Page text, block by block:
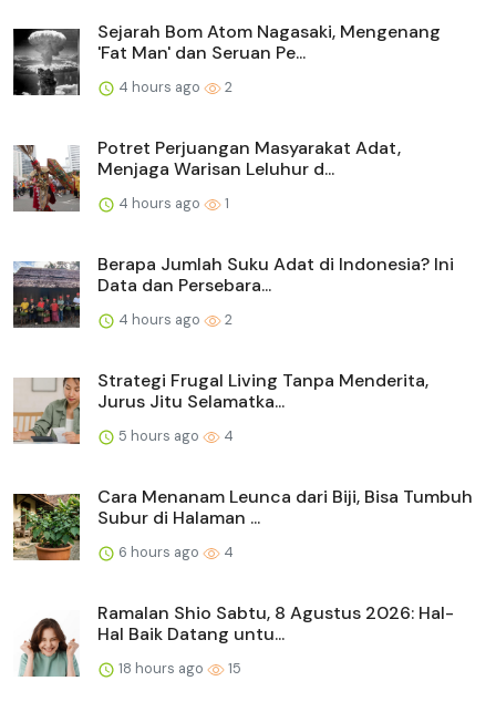
Sejarah Bom Atom Nagasaki, Mengenang
'Fat Man' dan Seruan Pe...
4 hours ago 2
Potret Perjuangan Masyarakat Adat,
Menjaga Warisan Leluhur d...
4 hours ago 1
Berapa Jumlah Suku Adat di Indonesia? Ini
Data dan Persebara...
4 hours ago 2
Strategi Frugal Living Tanpa Menderita,
Jurus Jitu Selamatka...
5 hours ago 4
Cara Menanam Leunca dari Biji, Bisa Tumbuh
Subur di Halaman ...
6 hours ago 4
Ramalan Shio Sabtu, 8 Agustus 2026: Hal-
Hal Baik Datang untu...
18 hours ago 15